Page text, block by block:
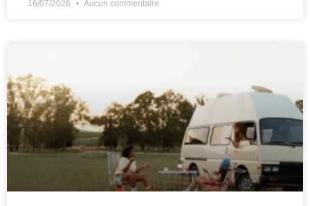
16/07/2026 Aucun commentaire